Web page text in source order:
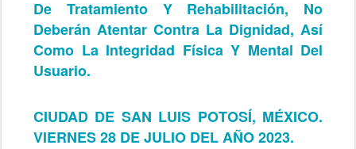
De Tratamiento Y Rehabilitación, No
Deberán Atentar Contra La Dignidad, Así
Como La Integridad Física Y Mental Del
Usuario.
CIUDAD DE SAN LUIS POTOSÍ, MÉXICO.
VIERNES 28 DE JULIO DEL AÑO 2023.